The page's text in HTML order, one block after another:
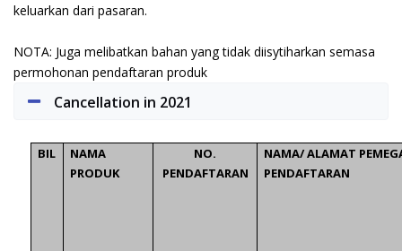
keluarkan dari pasaran.
NOTA: Juga melibatkan bahan yang tidak diisytiharkan semasa
permohonan pendaftaran produk
Cancellation in 2021
BIL
NAMA
PRODUK
NO.
PENDAFTARAN
NAMA/ ALAMAT
PENDAFTARAN